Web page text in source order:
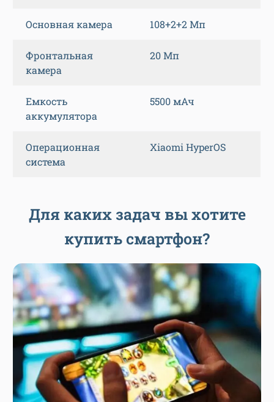
Основная камера 108+2+2 Мп
Фронтальная
камера
20 Мп
Емкость
аккумулятора
5500 мАч
Операционная
система
Xiaomi HyperOS
Для каких задач вы хотите
купить смартфон?